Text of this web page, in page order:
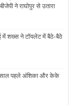
ने राघोपुर से उतारा
में शख्स ने टॉयलेट में बैठे-बैठे
साल पहले अंशिका और केके